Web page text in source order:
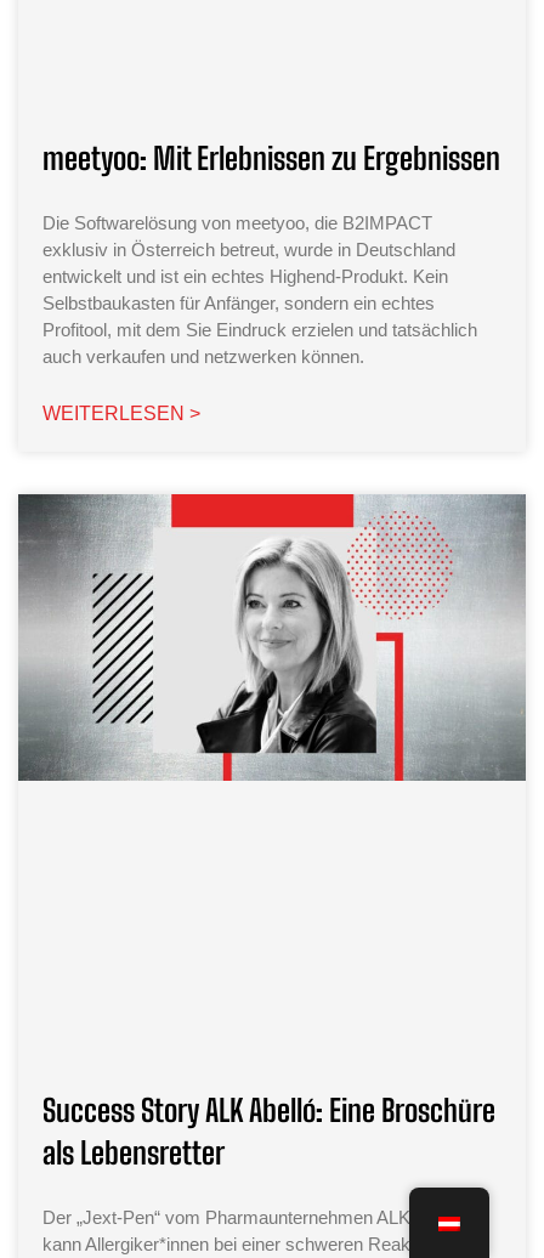
meetyoo: Mit Erlebnissen zu Ergebnissen
Die Softwarelösung von meetyoo, die B2IMPACT
exklusiv in Österreich betreut, wurde in Deutschland
entwickelt und ist ein echtes Highend-Produkt. Kein
Selbstbaukasten für Anfänger, sondern ein echtes
Profitool, mit dem Sie Eindruck erzielen und tatsächlich
auch verkaufen und netzwerken können.
WEITERLESEN >
Success Story ALK Abelló: Eine Broschüre
als Lebensretter
Der „Jext-Pen“ vom Pharmaunternehmen ALK Abelló
kann Allergiker*innen bei einer schweren Reaktion das